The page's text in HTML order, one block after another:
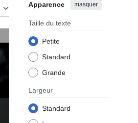
Apparence masquer
Taille du texte
Petite
Standard
Grande
Largeur
Standard